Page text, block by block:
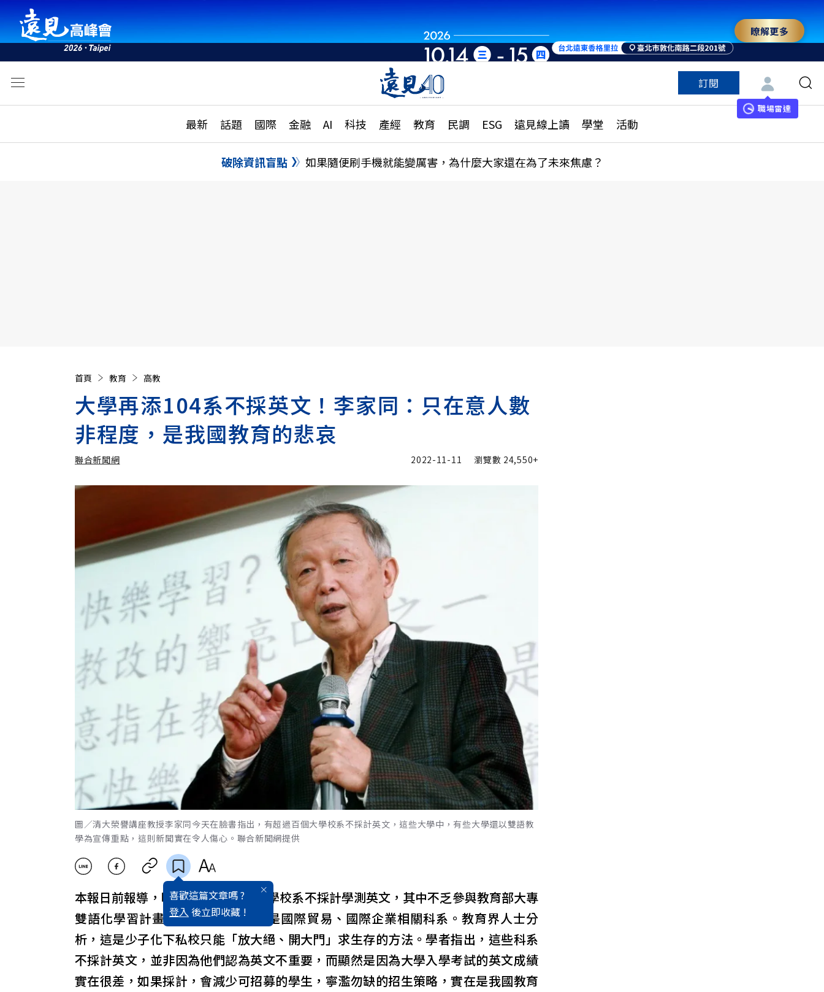
瞭解更多
訂閱
職場雷達
最新 話題 國際 金融 AI 科技 產經 教育 民調 ESG 遠見線上讀 學堂 活動
活動
話題
國際
特輯
大學升學、職涯攻略
縣市施政調查全解析
更多訂閱方案
特色頻道
破除資訊盲點 如果隨便刷手機就能變厲害，為什麼大家還在為了未來焦慮？
首頁 教育 高教
大學再添104系不採英文！李家同：只在意人數
非程度，是我國教育的悲哀
聯合新聞網 2022-11-11 瀏覽數 24,550+
圖／清大榮譽講座教授李家同今天在臉書指出，有超過百個大學校系不採計英文，這些大學中，有些大學還以雙語教
學為宣傳重點，這則新聞實在令人傷心。聯合新聞網提供
喜歡這篇文章嗎 ?
登入 後立即收藏 !
本報日前報導，明年將再增104個大學校系不採計學測英文，其中不乏參與教育部大專
雙語化學習計畫的老牌私校，甚至是國際貿易、國際企業相關科系。教育界人士分
析，這是少子化下私校只能「放大絕、開大門」求生存的方法。學者指出，這些科系
不採計英文，並非因為他們認為英文不重要，而顯然是因為大學入學考試的英文成績
實在很差，如果採計，會減少可招募的學生，寧濫勿缺的招生策略，實在是我國教育